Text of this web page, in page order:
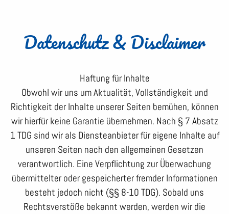
Datenschutz & Disclaimer
Haftung für Inhalte
Obwohl wir uns um Aktualität, Vollständigkeit und
Richtigkeit der Inhalte unserer Seiten bemühen, können
wir hierfür keine Garantie übernehmen. Nach § 7 Absatz
1 TDG sind wir als Diensteanbieter für eigene Inhalte auf
unseren Seiten nach den allgemeinen Gesetzen
verantwortlich. Eine Verpflichtung zur Überwachung
übermittelter oder gespeicherter fremder Informationen
besteht jedoch nicht (§§ 8-10 TDG). Sobald uns
Rechtsverstöße bekannt werden, werden wir die